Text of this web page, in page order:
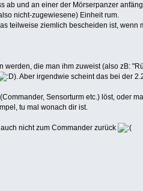
ab und an einer der Mörserpanzer
nicht-zugewiesene) Einheit rum.
teilweise ziemlich bescheiden ist, wenn
die man ihm zuweist (also zB:
). Aber irgendwie scheint das bei der
Sensorturm etc.) löst, oder
tu mal wonach dir ist.
nicht zum Commander zurück